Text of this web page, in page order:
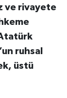
ve rivayete
ruhsal
üstü